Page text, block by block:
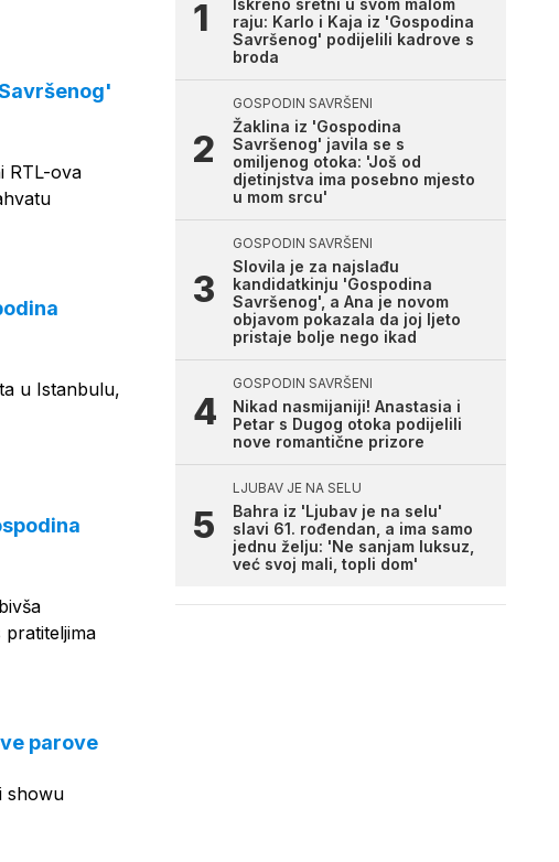
RTL-ova
u Istanbulu,
pratiteljima
parove
showu
Iskreno sretni u svom malom
raju: Karlo i Kaja iz 'Gospodina
Savršenog' podijelili kadrove s
broda
GOSPODIN SAVRŠENI
Žaklina iz 'Gospodina
Savršenog' javila se s
omiljenog otoka: 'Još od
djetinjstva ima posebno mjesto
u mom srcu'
GOSPODIN SAVRŠENI
Slovila je za najslađu
kandidatkinju 'Gospodina
Savršenog', a Ana je novom
objavom pokazala da joj ljeto
pristaje bolje nego ikad
GOSPODIN SAVRŠENI
Nikad nasmijaniji! Anastasia i
Petar s Dugog otoka podijelili
nove romantične prizore
LJUBAV JE NA SELU
Bahra iz 'Ljubav je na selu'
slavi 61. rođendan, a ima samo
jednu želju: 'Ne sanjam luksuz,
već svoj mali, topli dom'